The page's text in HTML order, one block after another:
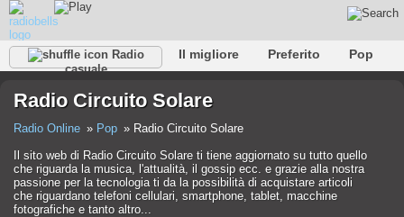
Radio
casuale
Il migliore Preferito
Pop
Rap
Falk Jazz Baby
Radio Circuito Solare
Radio Online Pop
Radio Circuito Solare
Il sito web di Radio Circuito Solare ti tiene aggiornato su tutto quello
che riguarda la musica, l'attualità, il gossip ecc. e grazie alla nostra
passione per la tecnologia ti da la possibilità di acquistare articoli
che riguardano telefoni cellulari, smartphone, tablet, macchine
fotografiche e tanto altro...